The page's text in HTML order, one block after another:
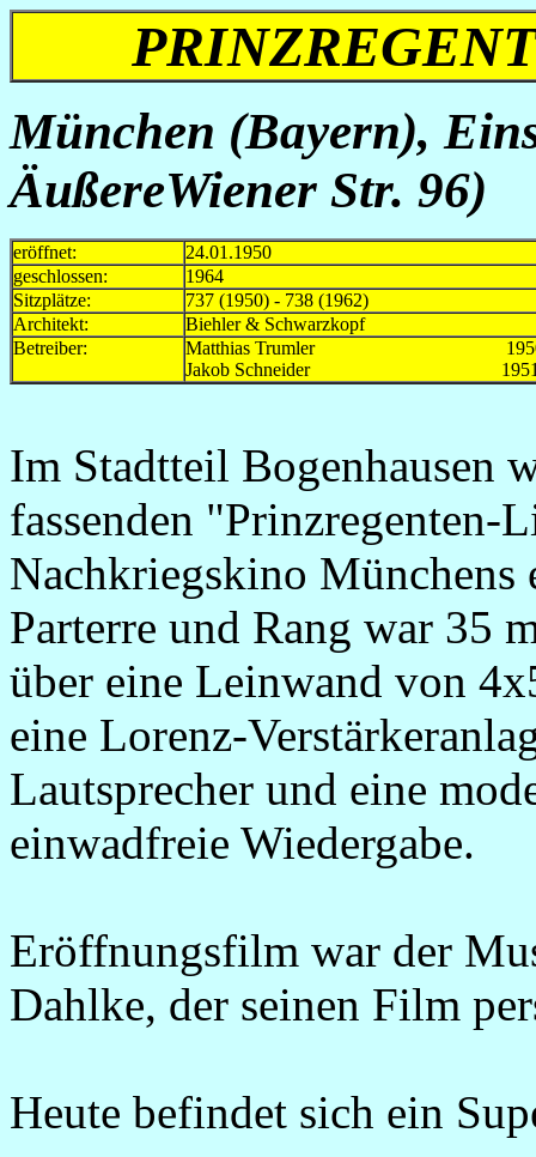
München (Bayern),
ÄußereWiener Str. 96)
eröffnet:
24.01.1950
geschlossen:
1964
Sitzplätze:
737 (1950) - 738 (1962)
Architekt:
Biehler & Schwarzkopf
Betreiber:
Matthias Trumler
Jakob Schneider 1951-
Im Stadtteil Bogenhausen
fassenden "Prinzregenten-
Nachkriegskino Münchens
Parterre und Rang war 35
über eine Leinwand von
eine Lorenz-
Lautsprecher und eine
einwadfreie Wiedergabe.
Eröffnungsfilm war der
Dahlke, der seinen Film
Heute befindet sich ein